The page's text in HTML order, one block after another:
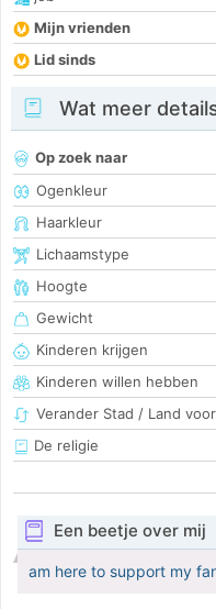
Mijn vrienden
Lid sinds
Wat meer
Op zoek naar
Ogenkleur
Haarkleur
Lichaamstype
Hoogte
Gewicht
Kinderen krijgen
Kinderen willen hebben
Verander Stad / Land
De religie
Een beetje over mij
am here to support my